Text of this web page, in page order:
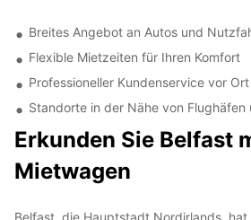
Breites Angebot an Autos und
Flexible Mietzeiten für Ihren Komfort
Professioneller Kundenservice vor Ort
Standorte in der Nähe von Flughäfen
Erkunden Sie Belfast
Mietwagen
Belfast, die Hauptstadt Nordirlands, hat